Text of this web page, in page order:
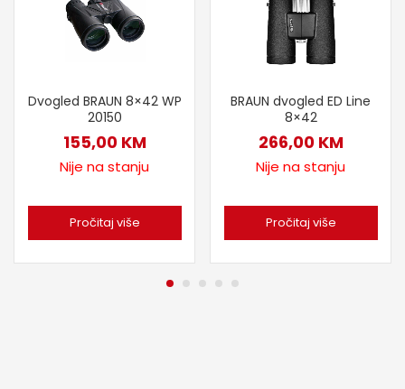
Dvogled BRAUN 8×42 WP
20150
155,00 KM
Nije na stanju
Pročitaj više
BRAUN dvogled ED Line
8×42
266,00 KM
Nije na stanju
Pročitaj više